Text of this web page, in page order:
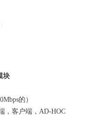
块
的）
，客户端，AD-HOC